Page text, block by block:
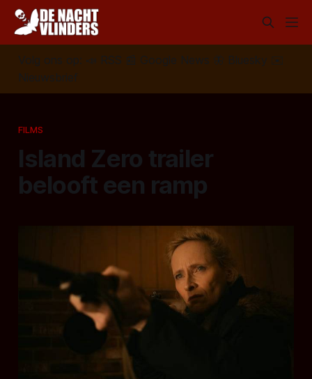
Volg ons op: 📣 RSS 📰 Google News 🦋 Bluesky
✉️
Nieuwsbrief
FILMS
Island Zero trailer
belooft een ramp